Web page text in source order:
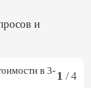
и
в 3- 1 / 4